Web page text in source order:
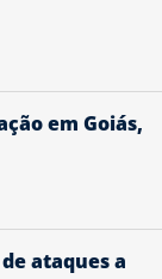
em Goiás,
ataques a